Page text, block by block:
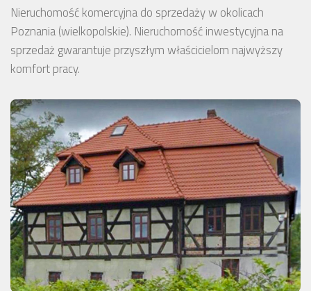
Nieruchomość komercyjna do sprzedaży w okolicach
Poznania (wielkopolskie). Nieruchomość inwestycyjna na
sprzedaż gwarantuje przyszłym właścicielom najwyższy
komfort pracy.